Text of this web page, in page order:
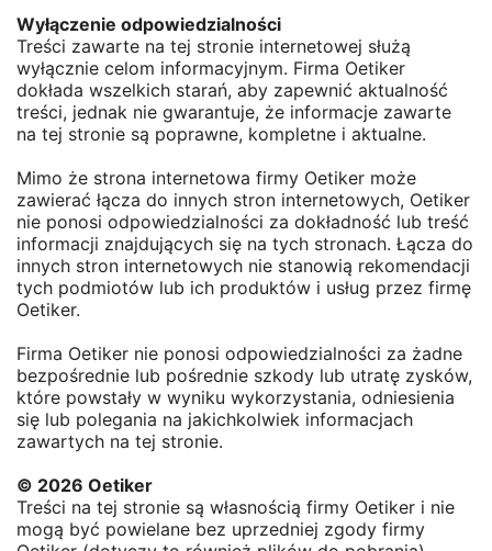
Wyłączenie odpowiedzialności
Treści zawarte na tej stronie internetowej służą
wyłącznie celom informacyjnym. Firma Oetiker
dokłada wszelkich starań, aby zapewnić aktualność
treści, jednak nie gwarantuje, że informacje zawarte
na tej stronie są poprawne, kompletne i aktualne.
Mimo że strona internetowa firmy Oetiker może
zawierać łącza do innych stron internetowych, Oetiker
nie ponosi odpowiedzialności za dokładność lub treść
informacji znajdujących się na tych stronach. Łącza do
innych stron internetowych nie stanowią rekomendacji
tych podmiotów lub ich produktów i usług przez firmę
Oetiker.
Firma Oetiker nie ponosi odpowiedzialności za żadne
bezpośrednie lub pośrednie szkody lub utratę zysków,
które powstały w wyniku wykorzystania, odniesienia
się lub polegania na jakichkolwiek informacjach
zawartych na tej stronie.
© 2026 Oetiker
Treści na tej stronie są własnością firmy Oetiker i nie
mogą być powielane bez uprzedniej zgody firmy